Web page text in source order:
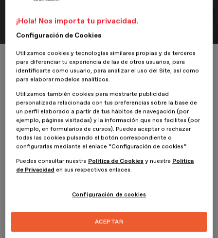
Fábrica.
Inicio ESDESIGNERS Óscar Guayabero presenta Neutopías en el
5 Febrero 2026
Imagen
¡Hola! Nos importa tu privacidad.
Configuración de Cookies
Utilizamos cookies y tecnologías similares propias y de terceros
para diferenciar tu experiencia de las de otros usuarios, para
identificarte como usuario, para analizar el uso del Site, así como
para elaborar modelos analíticos.
Utilizamos también cookies para mostrarte publicidad
personalizada relacionada con tus preferencias sobre la base de
un perfil elaborado a partir de tus hábitos de navegación (por
ejemplo, páginas visitadas) y la información que nos facilites (por
ejemplo, en formularios de cursos). Puedes aceptar o rechazar
todas las cookies pulsando el botón correspondiente o
configurarlas mediante el enlace “Configuración de cookies”.
Puedes consultar nuestra Política de Cookies y nuestra Política
de Privacidad en sus respectivos enlaces.
Configuración de cookies
ACEPTAR